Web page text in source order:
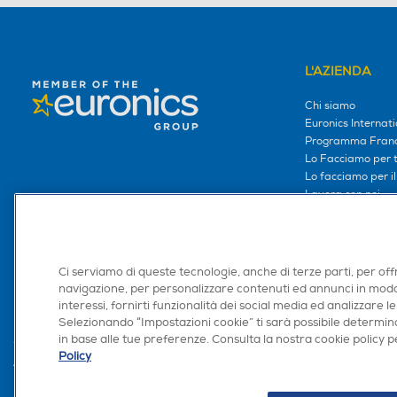
L'AZIENDA
Chi siamo
Euronics
Programma
Lo Facciamo per
Lo facciamo per
Lavora con noi
Ronics: agente AI
Trova negozio
Ci serviamo di queste tecnologie, anche di terze parti, per
navigazione, per personalizzare contenuti ed annunci in
interessi, fornirti funzionalità dei social media ed analizzare
Selezionando “Impostazioni cookie” ti sarà possibile
in base alle tue preferenze. Consulta la nostra cookie policy
Policy